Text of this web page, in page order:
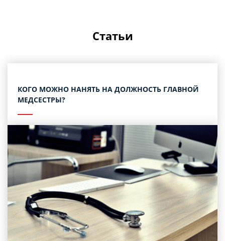
Статьи
КОГО МОЖНО НАНЯТЬ НА ДОЛЖНОСТЬ ГЛАВНОЙ
МЕДСЕСТРЫ?